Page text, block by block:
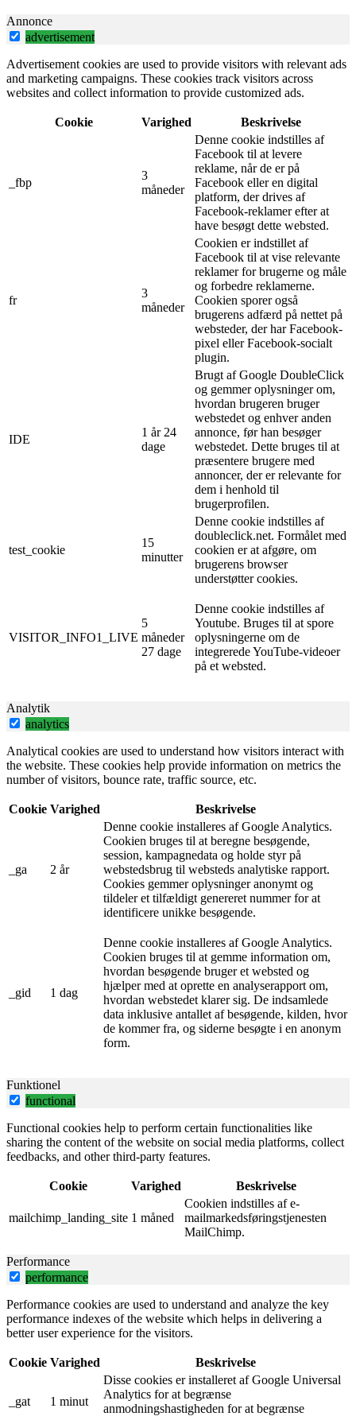
Annonce
advertisement
Advertisement cookies are used to provide visitors with relevant ads
and marketing campaigns. These cookies track visitors across
websites and collect information to provide customized ads.
Cookie Varighed Beskrivelse
_fbp
3
måneder
Denne cookie indstilles af
Facebook til at levere
reklame, når de er på
Facebook eller en digital
platform, der drives af
Facebook-reklamer efter at
have besøgt dette websted.
fr
3
måneder
Cookien er indstillet af
Facebook til at vise relevante
reklamer for brugerne og måle
og forbedre reklamerne.
Cookien sporer også
brugerens adfærd på nettet på
websteder, der har Facebook-
pixel eller Facebook-socialt
plugin.
IDE
1 år 24
dage
Brugt af Google DoubleClick
og gemmer oplysninger om,
hvordan brugeren bruger
webstedet og enhver anden
annonce, før han besøger
webstedet. Dette bruges til at
præsentere brugere med
annoncer, der er relevante for
dem i henhold til
brugerprofilen.
test_cookie
15
minutter
Denne cookie indstilles af
doubleclick.net. Formålet med
cookien er at afgøre, om
brugerens browser
understøtter cookies.
VISITOR_INFO1_LIVE
5
måneder
27 dage
Denne cookie indstilles af
Youtube. Bruges til at spore
oplysningerne om de
integrerede YouTube-videoer
på et websted.
Analytik
analytics
Analytical cookies are used to understand how visitors interact with
the website. These cookies help provide information on metrics the
number of visitors, bounce rate, traffic source, etc.
Cookie Varighed Beskrivelse
_ga 2 år
Denne cookie installeres af Google Analytics.
Cookien bruges til at beregne besøgende,
session, kampagnedata og holde styr på
webstedsbrug til websteds analytiske rapport.
Cookies gemmer oplysninger anonymt og
tildeler et tilfældigt genereret nummer for at
identificere unikke besøgende.
_gid 1 dag
Denne cookie installeres af Google Analytics.
Cookien bruges til at gemme information om,
hvordan besøgende bruger et websted og
hjælper med at oprette en analyserapport om,
hvordan webstedet klarer sig. De indsamlede
data inklusive antallet af besøgende, kilden, hvor
de kommer fra, og siderne besøgte i en anonym
form.
Funktionel
functional
Functional cookies help to perform certain functionalities like
sharing the content of the website on social media platforms, collect
feedbacks, and other third-party features.
Cookie Varighed Beskrivelse
mailchimp_landing_site 1 måned
Cookien indstilles af e-
mailmarkedsføringstjenesten
MailChimp.
Performance
performance
Performance cookies are used to understand and analyze the key
performance indexes of the website which helps in delivering a
better user experience for the visitors.
Cookie Varighed Beskrivelse
_gat 1 minut
Disse cookies er installeret af Google Universal
Analytics for at begrænse
anmodningshastigheden for at begrænse